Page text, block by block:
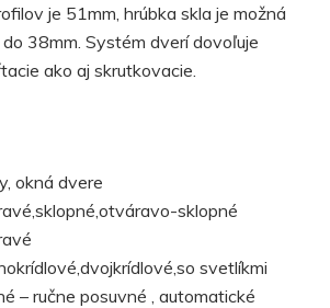
je 51mm, hrúbka skla je možná
38mm. Systém dverí dovoľuje
ako aj skrutkovacie.
okná dvere
sklopné
svetlíkmi
– ručne posuvné , automatické